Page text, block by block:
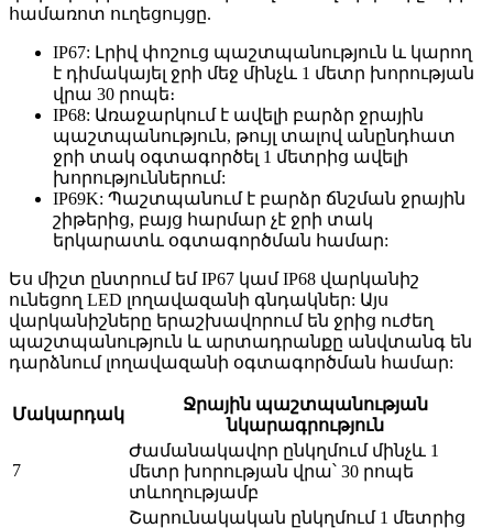
համառոտ ուղեցույցը.
IP67: Լրիվ փոշուց պաշտպանություն և կարող
է դիմակայել ջրի մեջ մինչև 1 մետր խորության
վրա 30 րոպե։
IP68: Առաջարկում է ավելի բարձր ջրային
պաշտպանություն, թույլ տալով անընդհատ
ջրի տակ օգտագործել 1 մետրից ավելի
խորություններում:
IP69K: Պաշտպանում է բարձր ճնշման ջրային
շիթերից, բայց հարմար չէ ջրի տակ
երկարատև օգտագործման համար:
Ես միշտ ընտրում եմ IP67 կամ IP68 վարկանիշ
ունեցող LED լողավազանի գնդակներ: Այս
վարկանիշները երաշխավորում են ջրից ուժեղ
պաշտպանություն և արտադրանքը անվտանգ են
դարձնում լողավազանի օգտագործման համար:
Մակարդակ
Ջրային պաշտպանության
նկարագրություն
7
Ժամանակավոր ընկղմում մինչև 1
մետր խորության վրա՝ 30 րոպե
տևողությամբ
Շարունակական ընկղմում 1 մետրից